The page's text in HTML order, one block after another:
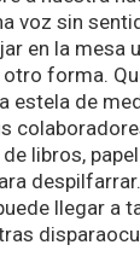
voz sin
en la mesa
forma.
estela de
libros,
llegar a